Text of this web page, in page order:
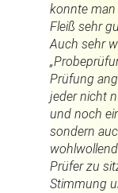
konnte
Fleiß sehr
Auch sehr
Prüfung
jeder nicht
und noch
sondern
Prüfer zu
Stimmung